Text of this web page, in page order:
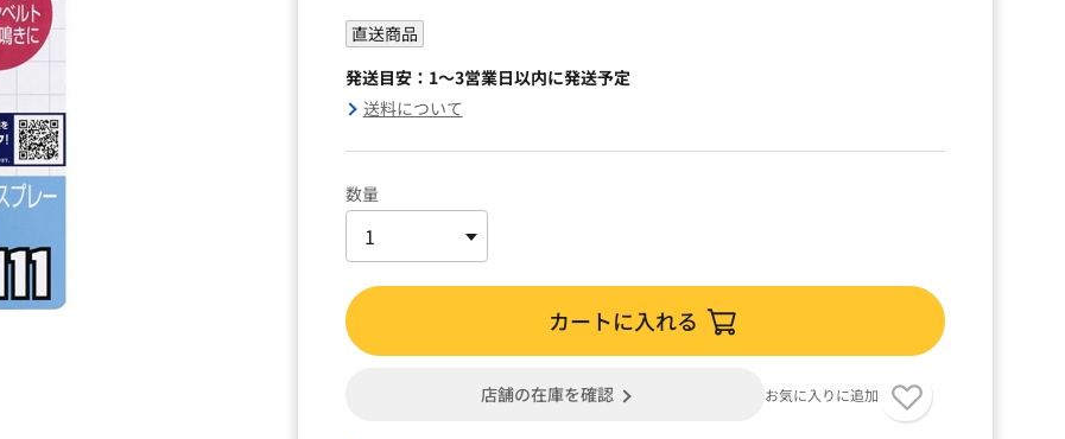
直送商品
発送目安：1～3営業日以内に発送予定
送料について
数量
カートに入れる
店舗の在庫を確認 お気に入りに追加